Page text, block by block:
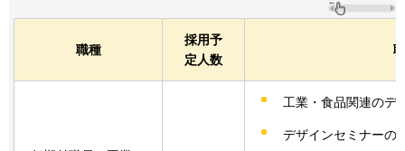
職種
採用予
定人数
工業・食品関連のデ
デザインセミナーの